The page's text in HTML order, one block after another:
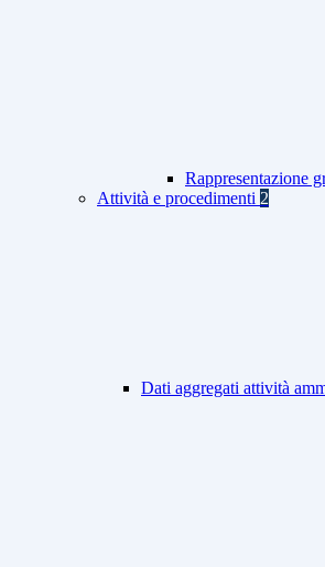
Rappresentazione
Attività e procedimenti 2
Dati aggregati attività